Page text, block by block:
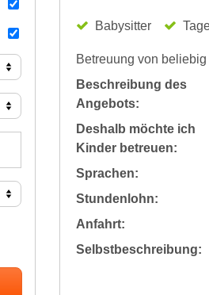
Babysitter
Betreuung von
Beschreibung des
Angebots:
Deshalb möchte ich
Kinder betreuen:
Sprachen:
Stundenlohn:
Anfahrt:
Selbstbeschreibung: